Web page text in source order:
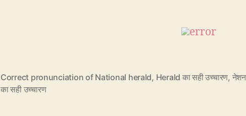
Correct pronunciation of National herald, Herald का सही उच्चारण,
का सही उच्चारण